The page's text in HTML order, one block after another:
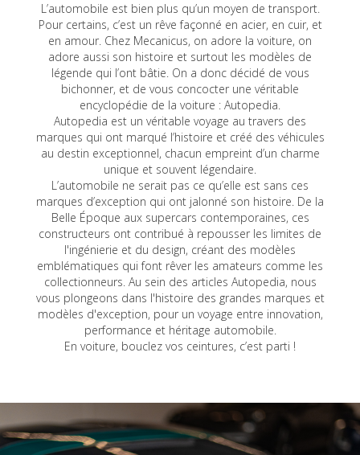
L’automobile est bien plus qu’un moyen de transport.
Pour certains, c’est un rêve façonné en acier, en cuir, et
en amour. Chez Mecanicus, on adore la voiture, on
adore aussi son histoire et surtout les modèles de
légende qui l’ont bâtie. On a donc décidé de vous
bichonner, et de vous concocter une véritable
encyclopédie de la voiture : Autopedia.
Autopedia est un véritable voyage au travers des
marques qui ont marqué l’histoire et créé des véhicules
au destin exceptionnel, chacun empreint d’un charme
unique et souvent légendaire.
L’automobile ne serait pas ce qu’elle est sans ces
marques d’exception qui ont jalonné son histoire. De la
Belle Époque aux supercars contemporaines, ces
constructeurs ont contribué à repousser les limites de
l'ingénierie et du design, créant des modèles
emblématiques qui font rêver les amateurs comme les
collectionneurs. Au sein des articles Autopedia, nous
vous plongeons dans l'histoire des grandes marques et
modèles d'exception, pour un voyage entre innovation,
performance et héritage automobile.
En voiture, bouclez vos ceintures, c’est parti !